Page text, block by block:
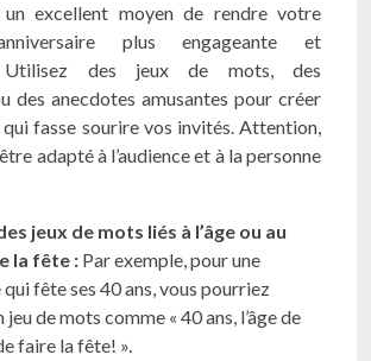
un excellent moyen de rendre votre
plus engageante et
Utilisez des jeux de mots, des
des anecdotes amusantes pour créer
fasse sourire vos invités. Attention,
adapté à l’audience et à la personne
jeux de mots liés à l’âge ou au
la fête : Par exemple, pour une
fête ses 40 ans, vous pourriez
de mots comme « 40 ans, l’âge de
faire la fête! ».